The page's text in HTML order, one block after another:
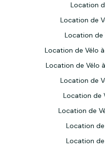
Location
Location de
Location de
Location de Vélo
Location de Vélo
Location de
Location de
Location de
Location de
Location